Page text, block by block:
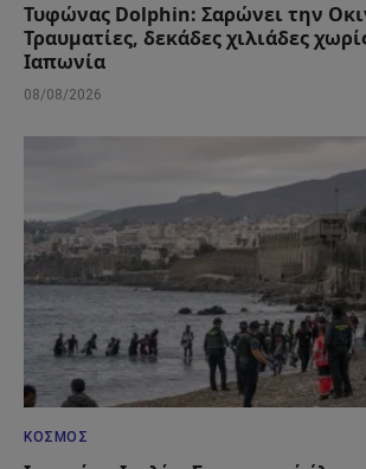
Τυφώνας Dolphin: Σαρώνει την
Τραυματίες, δεκάδες χιλιάδες
Ιαπωνία
08/08/2026
ΚΌΣΜΟΣ